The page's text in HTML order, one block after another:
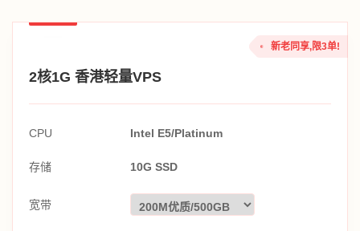
新老同享,限3单!
2核1G 香港轻量VPS
CPU Intel E5/Platinum
存储 10G SSD
宽带